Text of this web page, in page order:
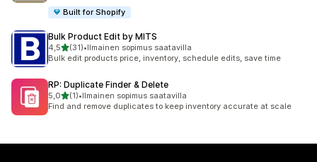
Built for Shopify
Bulk Product Edit by MITS
4,5/ 5 tähteä
(31)
31 arvostelua yhteensä
•Ilmainen sopimus saatavilla
Bulk edit products price, inventory, schedule edits, save time
RP: Duplicate Finder & Delete
5,0/ 5 tähteä
(1)
1 arvostelua yhteensä
•Ilmainen sopimus saatavilla
Find and remove duplicates to keep inventory accurate at scale